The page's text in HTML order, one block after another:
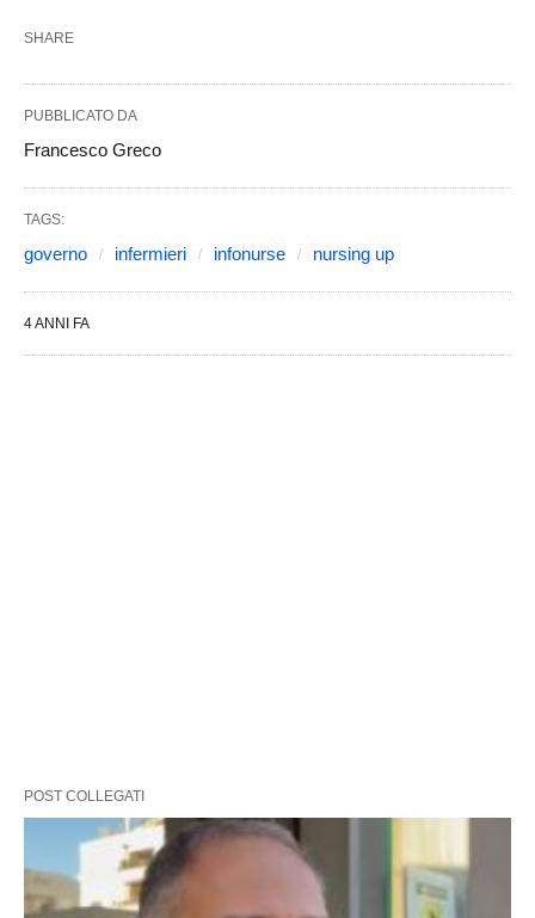
SHARE
PUBBLICATO DA
Francesco Greco
TAGS:
governo infermieri infonurse nursing up
4 ANNI FA
POST COLLEGATI